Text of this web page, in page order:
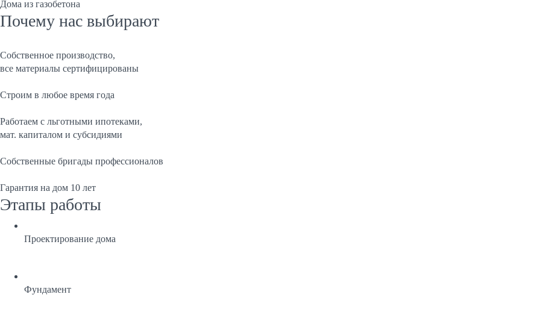
Дома из газобетона
Почему нас выбирают
Собственное производство,
все материалы сертифицированы
Строим в любое время года
Работаем с льготными ипотеками,
мат. капиталом и субсидиями
Собственные бригады профессионалов
Гарантия на дом 10 лет
Этапы работы
Проектирование дома
Фундамент